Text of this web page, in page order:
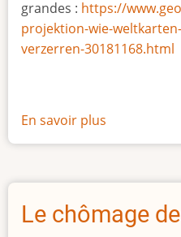
grandes : https://
projektion-wie-
verzerren-30181168.html
En savoir plus
La
taille
l'Afrique
Le chômage